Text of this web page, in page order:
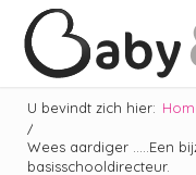
U bevindt zich hier:
/
Wees aardiger …..Een
basisschooldirecteur.